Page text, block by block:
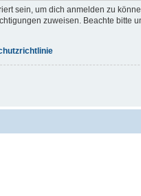
sein, um dich anmelden zu
zuweisen. Beachte